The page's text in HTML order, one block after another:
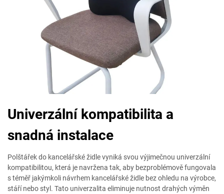
Univerzální kompatibilita a
snadná instalace
Polštářek do kancelářské židle vyniká svou výjimečnou univerzální
kompatibilitou, která je navržena tak, aby bezproblémově fungovala
s téměř jakýmkoli návrhem kancelářské židle bez ohledu na výrobce,
stáří nebo styl. Tato univerzalita eliminuje nutnost drahých výměn